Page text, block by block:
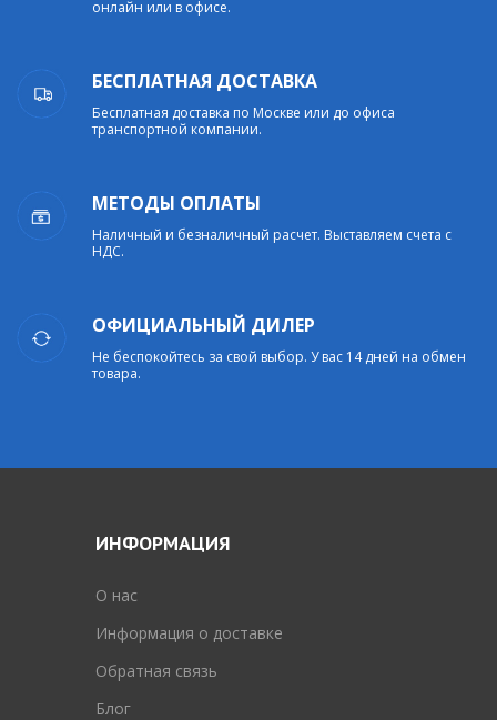
онлайн или в офисе.
БЕСПЛАТНАЯ ДОСТАВКА
Бесплатная доставка по Москве или до офиса
транспортной компании.
МЕТОДЫ ОПЛАТЫ
Наличный и безналичный расчет. Выставляем счета с
НДС.
ОФИЦИАЛЬНЫЙ ДИЛЕР
Не беспокойтесь за свой выбор. У вас 14 дней на обмен
товара.
ИНФОРМАЦИЯ
O нас
Информация о доставке
Обратная связь
Блог